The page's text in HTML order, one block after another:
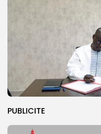
PUBLICITE